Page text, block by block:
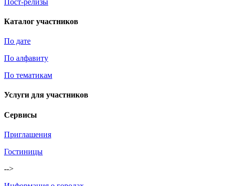
Каталог участников
По дате
По алфавиту
По тематикам
Услуги для участников
Сервисы
Приглашения
Гостиницы
-->